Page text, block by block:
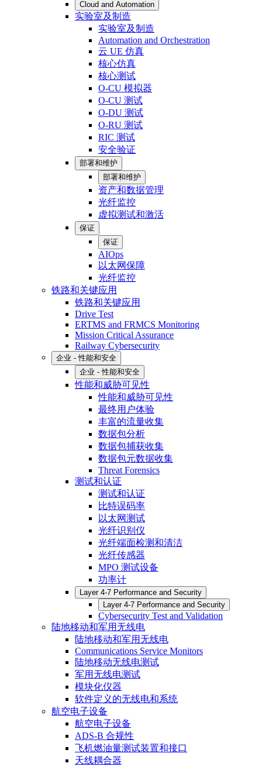
Cloud and Automation
实验室及制造
实验室及制造
Automation and Orchestration
云 UE 仿真
核心仿真
核心测试
O-CU 模拟器
O-CU 测试
O-DU 测试
O-RU 测试
RIC 测试
安全验证
部署和维护
部署和维护
资产和数据管理
光纤监控
虚拟测试和激活
保证
保证
AIOps
以太网保障
光纤监控
铁路和关键应用
铁路和关键应用
Drive Test
ERTMS and FRMCS Monitoring
Mission Critical Assurance
Railway Cybersecurity
企业 - 性能和安全
企业 - 性能和安全
性能和威胁可见性
性能和威胁可见性
最终用户体验
丰富的流量收集
数据包分析
数据包捕获收集
数据包元数据收集
Threat Forensics
测试和认证
测试和认证
比特误码率
以太网测试
光纤识别仪
光纤端面检测和清洁
光纤传感器
MPO 测试设备
功率计
Layer 4-7 Performance and Security
Layer 4-7 Performance and Security
Cybersecurity Test and Validation
陆地移动和军用无线电
陆地移动和军用无线电
Communications Service Monitors
陆地移动无线电测试
军用无线电测试
模块化仪器
软件定义的无线电和系统
航空电子设备
航空电子设备
ADS-B 合规性
飞机燃油量测试装置和接口
天线耦合器